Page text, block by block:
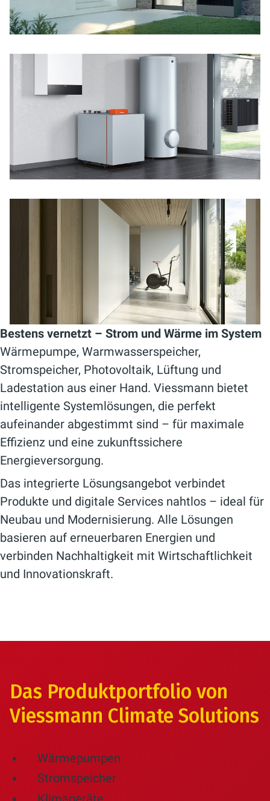
Bestens vernetzt – Strom und Wärme im System
Wärmepumpe, Warmwasserspeicher,
Stromspeicher, Photovoltaik, Lüftung und
Ladestation aus einer Hand. Viessmann bietet
intelligente Systemlösungen, die perfekt
aufeinander abgestimmt sind – für maximale
Effizienz und eine zukunftssichere
Energieversorgung.
Das integrierte Lösungsangebot verbindet
Produkte und digitale Services nahtlos – ideal für
Neubau und Modernisierung. Alle Lösungen
basieren auf erneuerbaren Energien und
verbinden Nachhaltigkeit mit Wirtschaftlichkeit
und Innovationskraft.
Das Produktportfolio von
Viessmann Climate Solutions
Wärmepumpen
Stromspeicher